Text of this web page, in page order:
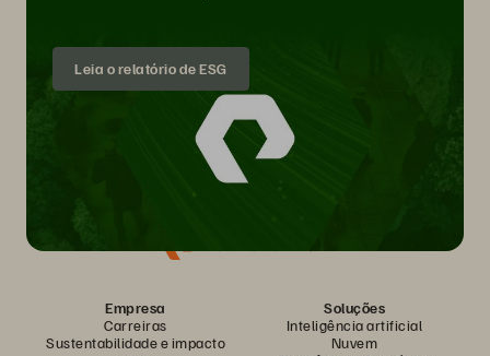
Leia o relatório de ESG
Empresa
Carreiras
Sustentabilidade e impacto
Soluções
Inteligência artificial
Nuvem